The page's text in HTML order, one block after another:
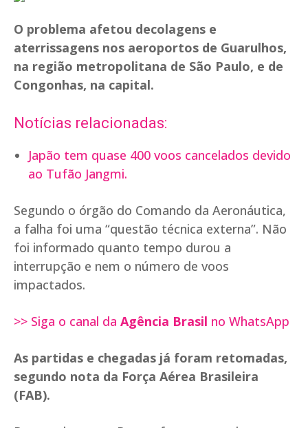
O problema afetou decolagens e
aterrissagens nos aeroportos de Guarulhos,
na região metropolitana de São Paulo, e de
Congonhas, na capital.
Notícias relacionadas:
Japão tem quase 400 voos cancelados devido
ao Tufão Jangmi.
Segundo o órgão do Comando da Aeronáutica,
a falha foi uma “questão técnica externa”. Não
foi informado quanto tempo durou a
interrupção e nem o número de voos
impactados.
>> Siga o canal da Agência Brasil no WhatsApp
As partidas e chegadas já foram retomadas,
segundo nota da Força Aérea Brasileira
(FAB).